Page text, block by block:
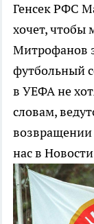
Генсек РФС
хочет, чтобы
Митрофанов
футбольный
в УЕФА не
словам,
нас в Новости